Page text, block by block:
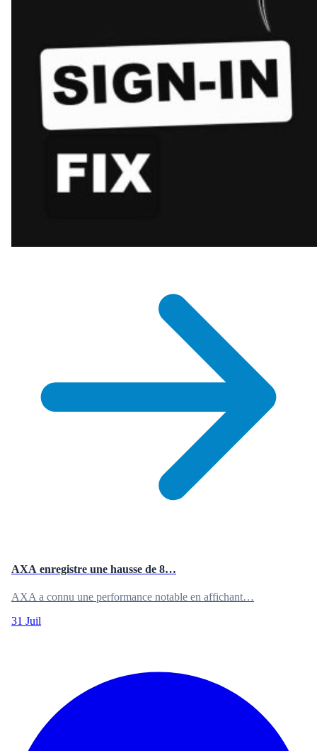
AXA enregistre une hausse de 8…
AXA a connu une performance notable en affichant…
31 Juil